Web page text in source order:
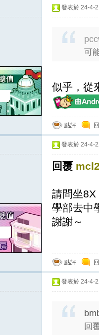
發表於 24-4-
可
似乎，從
點評
發表於 24-4-
回覆
請問坐8X
學部去
謝謝～
點評
發表於 24-4-
回